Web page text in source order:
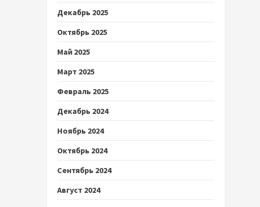
Декабрь 2025
Октябрь 2025
Май 2025
Март 2025
Февраль 2025
Декабрь 2024
Ноябрь 2024
Октябрь 2024
Сентябрь 2024
Август 2024